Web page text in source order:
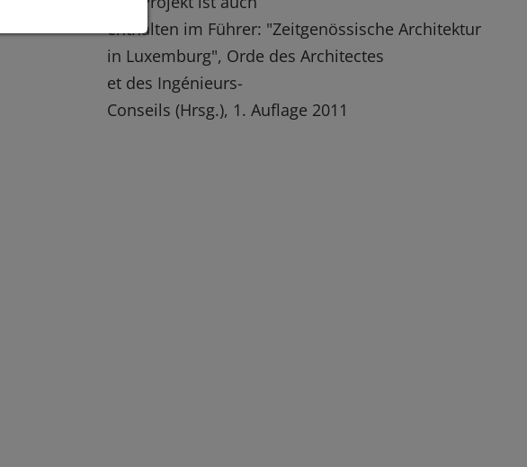
enthalten im Führer: "Zeitgenössische Architektur
in Luxemburg", Orde des Architectes
et des Ingénieurs-
Conseils (Hrsg.), 1. Auflage 2011